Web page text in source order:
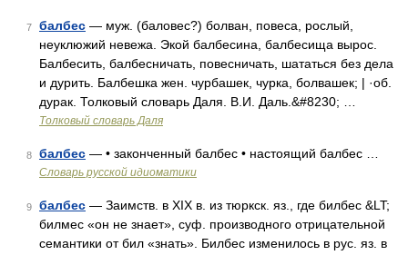
7 балбес — муж. (баловес?) болван, повеса, рослый,
неуклюжий невежа. Экой балбесина, балбесища вырос.
Балбесить, балбесничать, повесничать, шататься без дела
и дурить. Балбешка жен. чурбашек, чурка, болвашек; | ·об.
дурак. Толковый словарь Даля. В.И. Даль.&#8230; …
Толковый словарь Даля
8 балбес — • законченный балбес • настоящий балбес …
Словарь русской идиоматики
9 балбес — Заимств. в XIX в. из тюркск. яз., где билбес &LT;
билмес «он не знает», суф. производного отрицательной
семантики от бил «знать». Билбес изменилось в рус. яз. в